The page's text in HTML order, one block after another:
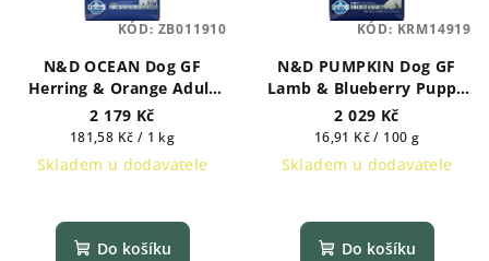
N&D OCEAN Dog GF
Herring & Orange Adult
Medium & Maxi 12 kg
2 179 Kč
Měrná
cena:
181,58 Kč / 1 kg
Skladem u dodavatele
Do košíku
KÓD: ZB011910
N&D PUMPKIN Dog GF
Lamb & Blueberry Puppy
Medium & Maxi 12 kg
2 029 Kč
Měrná
cena:
16,91 Kč / 100 g
Skladem u dodavatele
Do košíku
KÓD: KRM14919